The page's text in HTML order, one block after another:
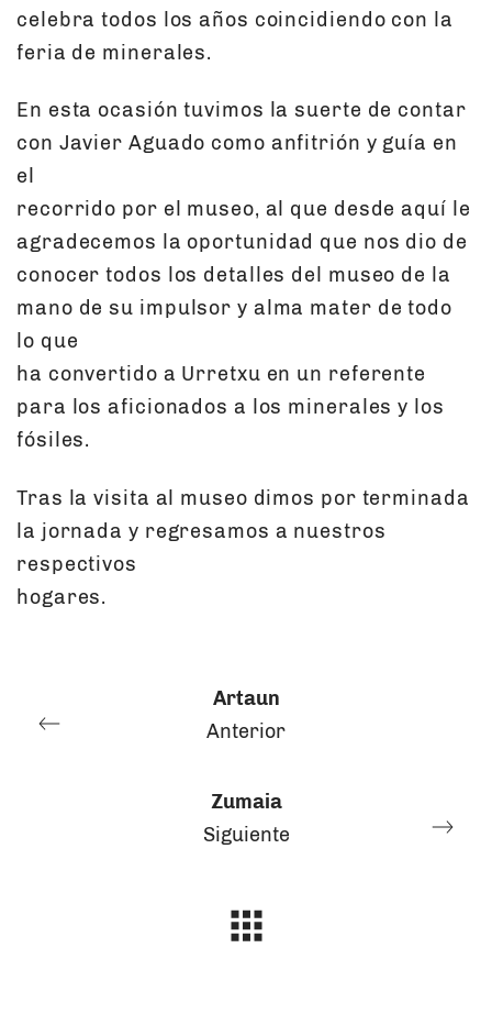
celebra todos los años coincidiendo con la
feria de minerales.
En esta ocasión tuvimos la suerte de contar
con Javier Aguado como anfitrión y guía en
el
recorrido por el museo, al que desde aquí le
agradecemos la oportunidad que nos dio de
conocer todos los detalles del museo de la
mano de su impulsor y alma mater de todo
lo que
ha convertido a Urretxu en un referente
para los aficionados a los minerales y los
fósiles.
Tras la visita al museo dimos por terminada
la jornada y regresamos a nuestros
respectivos
hogares.
Artaun
Anterior
Zumaia
Siguiente